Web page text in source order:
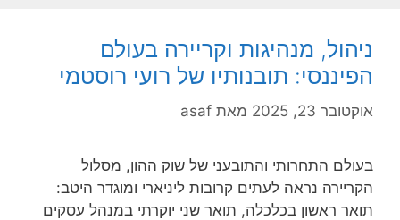
ניהול, מנהיגות וקריירה בעולם
הפיננסי: תובנותיו של רועי רוסטמי
אוקטובר 23, 2025 מאת asaf
בעולם התחרותי והתובעני של שוק ההון, מסלול
הקריירה נראה לעתים קרובות ליניארי ומוגדר היטב:
תואר ראשון בכלכלה, תואר שני יוקרתי במנהל עסקים